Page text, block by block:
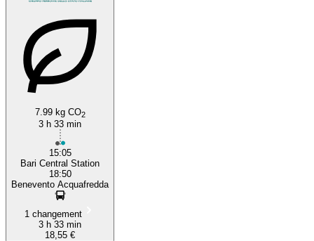
7.99 kg CO2
3 h 33 min
15:05
Bari Central Station
18:50
Benevento Acquafredda
1 changement
3 h 33 min
18,55 €